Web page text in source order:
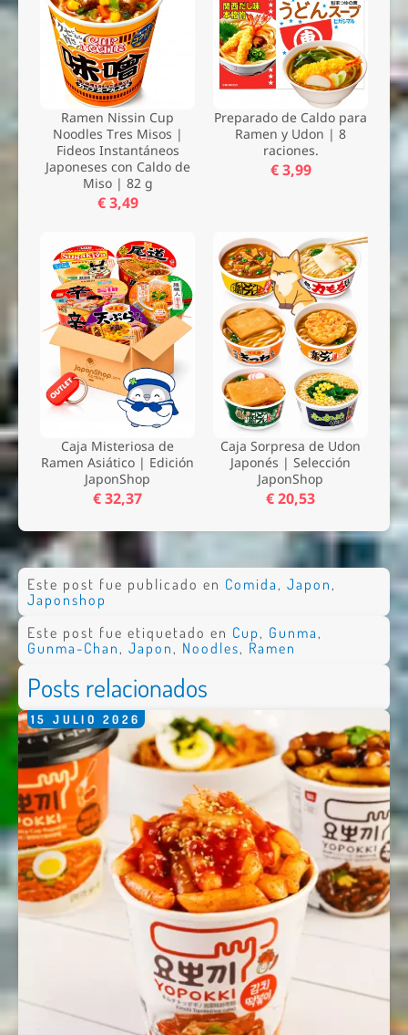
Ramen Nissin Cup
Noodles Tres Misos |
Fideos Instantáneos
Japoneses con Caldo de
Miso | 82 g
€ 3,49
Preparado de Caldo para
Ramen y Udon | 8
raciones.
€ 3,99
Caja Misteriosa de
Ramen Asiático | Edición
JaponShop
€ 32,37
Caja Sorpresa de Udon
Japonés | Selección
JaponShop
€ 20,53
Este post fue publicado en Comida , Japon ,
Japonshop
Este post fue etiquetado en Cup , Gunma ,
Gunma-Chan , Japon , Noodles, Ramen
Posts relacionados
15 JULIO 2026